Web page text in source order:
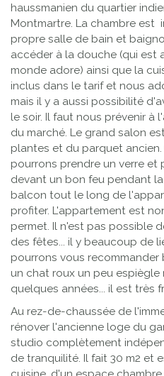
haussmanien du quartier
Montmartre. La chambre est
propre salle de bain et
accéder à la douche (qui est
monde adore) ainsi que la
inclus dans le tarif et nous
mais il y a aussi possibilité
le soir. Il faut nous prévenir à
du marché. Le grand salon
plantes et du parquet
pourrons prendre un verre et
devant un bon feu pendant
balcon tout le long de
profiter. L'appartement est
permet. Il n'est pas possible
des fêtes... il y beaucoup de
pourrons vous recommander
un chat roux un peu espiègle
quelques années... il est très
Au rez-de-chaussée de
rénover l'ancienne loge du
studio complètement
de tranquilité. Il fait 30 m2 et